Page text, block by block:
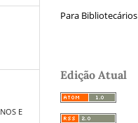
E
Para Bibliotecários
Edição Atual